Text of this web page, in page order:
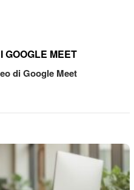
GOOGLE MEET
di Google Meet